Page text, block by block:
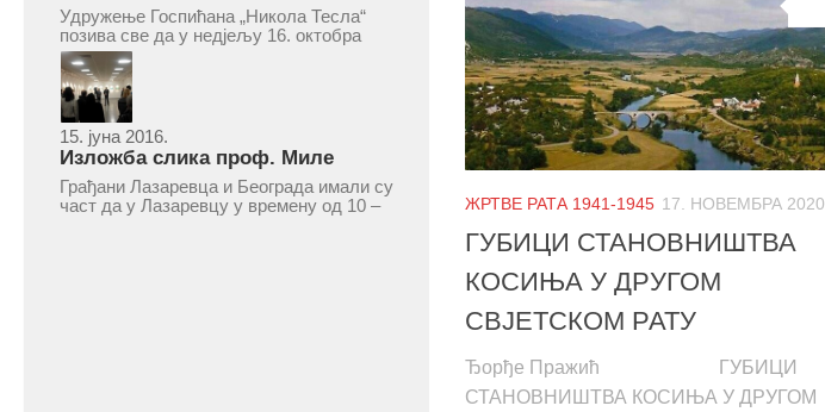
ЖРТВЕ РАТА 1941-1945 17. НОВЕМБРА 2020.
ГУБИЦИ СТАНОВНИШТВА
КОСИЊА У ДРУГОМ
СВЈЕТСКОМ РАТУ
Ђорђе Пражић ГУБИЦИ
СТАНОВНИШТВА КОСИЊА У ДРУГОМ
Удружење Госпићана „Никола Тесла“
позива све да у недјељу 16. октобра
2016, с почетком у 10.30 часова дођу
у цркву Светог оца Николаја у Борчи
(Улица Вука Караџића 1), гдје ће бити
служен парастос за...
15. јуна 2016.
Изложба слика проф. Миле
Рајшића у Лазаревцу
Грађани Лазаревца и Београда имали су
част да у Лазаревцу у времену од 10 –